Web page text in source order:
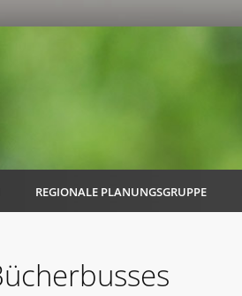
REGIONALE PLANUNGSGRUPPE